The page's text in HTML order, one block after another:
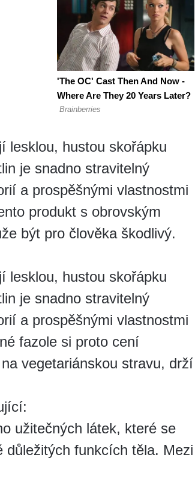
lesklou, hustou skořápku
je snadno stravitelný
a prospěšnými vlastnostmi
produkt s obrovským
být pro člověka škodlivý.
lesklou, hustou skořápku
je snadno stravitelný
a prospěšnými vlastnostmi
fazole si proto cení
vegetariánskou stravu, drží
užitečných látek, které se
funkcích těla. Mezi